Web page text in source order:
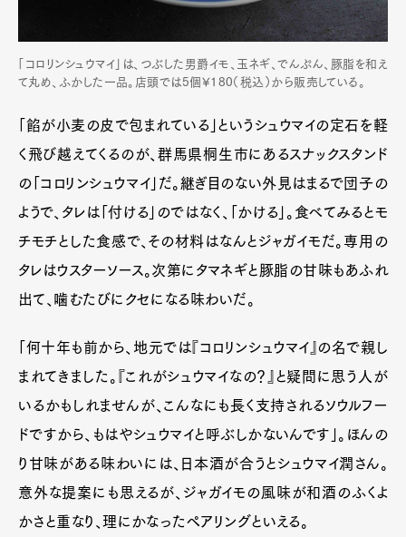
「コロリンシュウマイ」は、つぶした男爵イモ、玉ネギ、でんぷん、豚脂を和え
て丸め、ふかした一品。店頭では5個¥180（税込）から販売している。
「餡が小麦の皮で包まれている」というシュウマイの定石を軽
く飛び越えてくるのが、群馬県桐生市にあるスナックスタンド
の「コロリンシュウマイ」だ。継ぎ目のない外見はまるで団子の
ようで、タレは「付ける」のではなく、「かける」。食べてみるとモ
チモチとした食感で、その材料はなんとジャガイモだ。専用の
タレはウスターソース。次第にタマネギと豚脂の甘味もあふれ
出て、噛むたびにクセになる味わいだ。
「何十年も前から、地元では『コロリンシュウマイ』の名で親し
まれてきました。『これがシュウマイなの？』と疑問に思う人が
いるかもしれませんが、こんなにも長く支持されるソウルフー
ドですから、もはやシュウマイと呼ぶしかないんです」。ほんの
り甘味がある味わいには、日本酒が合うとシュウマイ潤さん。
意外な提案にも思えるが、ジャガイモの風味が和酒のふくよ
かさと重なり、理にかなったペアリングといえる。